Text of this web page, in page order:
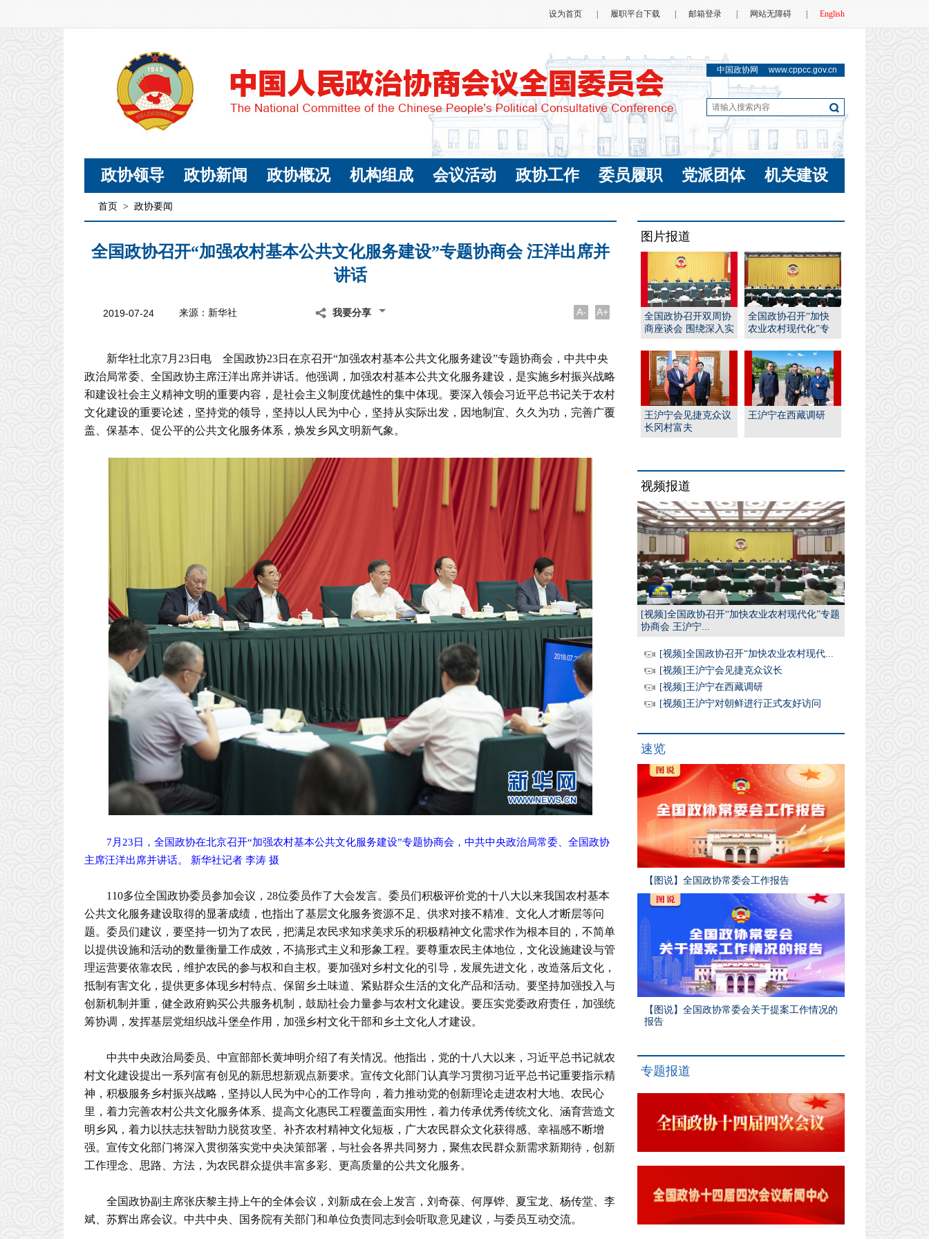
设为首页 履职平台下载 | 邮箱登录 网站无障碍 | English
中国政协网 www.cppcc.gov.cn
政协领导 政协新闻 政协概况 机构组成 会议活动 政协工作 委员履职 党派团体 机关建设
首页 > 政协要闻
全国政协召开“加强农村基本公共文化服务建设”专题协商会 汪洋出席并
讲话
2019-07-24 来源：新华社 我要分享 A- A+
新华社北京7月23日电 全国政协23日在京召开“加强农村基本公共文化服务建设”专题协商会，中共中央
政治局常委、全国政协主席汪洋出席并讲话。他强调，加强农村基本公共文化服务建设，是实施乡村振兴战略
和建设社会主义精神文明的重要内容，是社会主义制度优越性的集中体现。要深入领会习近平总书记关于农村
文化建设的重要论述，坚持党的领导，坚持以人民为中心，坚持从实际出发，因地制宜、久久为功，完善广覆
盖、保基本、促公平的公共文化服务体系，焕发乡风文明新气象。
7月23日，全国政协在北京召开“加强农村基本公共文化服务建设”专题协商会，中共中央政治局常委、全国政协
主席汪洋出席并讲话。 新华社记者 李涛 摄
110多位全国政协委员参加会议，28位委员作了大会发言。委员们积极评价党的十八大以来我国农村基本
公共文化服务建设取得的显著成绩，也指出了基层文化服务资源不足、供求对接不精准、文化人才断层等问
题。委员们建议，要坚持一切为了农民，把满足农民求知求美求乐的积极精神文化需求作为根本目的，不简单
以提供设施和活动的数量衡量工作成效，不搞形式主义和形象工程。要尊重农民主体地位，文化设施建设与管
理运营要依靠农民，维护农民的参与权和自主权。要加强对乡村文化的引导，发展先进文化，改造落后文化，
抵制有害文化，提供更多体现乡村特点、保留乡土味道、紧贴群众生活的文化产品和活动。要坚持加强投入与
创新机制并重，健全政府购买公共服务机制，鼓励社会力量参与农村文化建设。要压实党委政府责任，加强统
筹协调，发挥基层党组织战斗堡垒作用，加强乡村文化干部和乡土文化人才建设。
中共中央政治局委员、中宣部部长黄坤明介绍了有关情况。他指出，党的十八大以来，习近平总书记就农
村文化建设提出一系列富有创见的新思想新观点新要求。宣传文化部门认真学习贯彻习近平总书记重要指示精
神，积极服务乡村振兴战略，坚持以人民为中心的工作导向，着力推动党的创新理论走进农村大地、农民心
里，着力完善农村公共文化服务体系、提高文化惠民工程覆盖面实用性，着力传承优秀传统文化、涵育营造文
明乡风，着力以扶志扶智助力脱贫攻坚、补齐农村精神文化短板，广大农民群众文化获得感、幸福感不断增
强。宣传文化部门将深入贯彻落实党中央决策部署，与社会各界共同努力，聚焦农民群众新需求新期待，创新
工作理念、思路、方法，为农民群众提供丰富多彩、更高质量的公共文化服务。
全国政协副主席张庆黎主持上午的全体会议，刘新成在会上发言，刘奇葆、何厚铧、夏宝龙、杨传堂、李
斌、苏辉出席会议。中共中央、国务院有关部门和单位负责同志到会听取意见建议，与委员互动交流。
图片报道
全国政协召开双周协
商座谈会 围绕深入实
动...
全国政协召开“加快
农业农村现代化”专
并...
王沪宁会见捷克众议
长冈村富夫
王沪宁在西藏调研
视频报道
[视频]全国政协召开“加快农业农村现代化”专题
协商会 王沪宁...
[视频]全国政协召开“加快农业农村现代...
[视频]王沪宁会见捷克众议长
[视频]王沪宁在西藏调研
[视频]王沪宁对朝鲜进行正式友好访问
速览
【图说】全国政协常委会工作报告
【图说】全国政协常委会关于提案工作情况的
报告
专题报道